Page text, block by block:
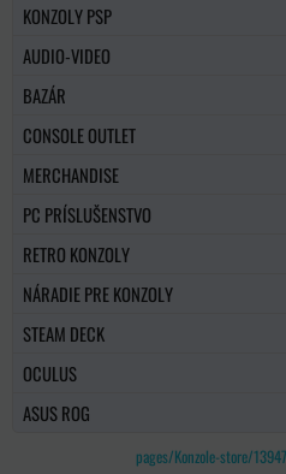
KONZOLY PSP
AUDIO-VIDEO
BAZÁR
CONSOLE OUTLET
MERCHANDISE
PC PRÍSLUŠENSTVO
RETRO KONZOLY
NÁRADIE PRE KONZOLY
STEAM DECK
OCULUS
ASUS ROG
pages/Konzole-store/